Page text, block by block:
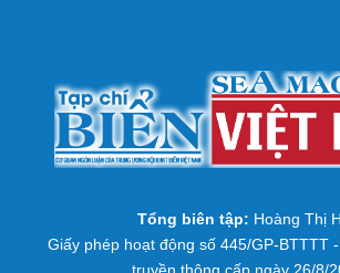
Tổng biên tập: Hoàng Thị
Giấy phép hoạt động số 445/GP-BTTTT